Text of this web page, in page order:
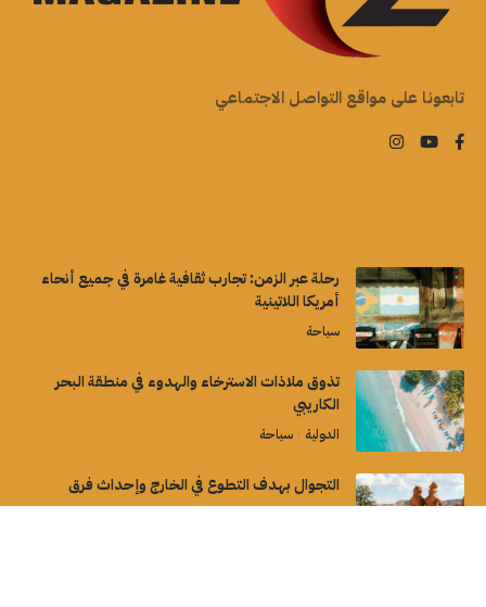
تابعونا على مواقع التواصل الاجتماعي
رحلة عبر الزمن: تجارب ثقافية غامرة في جميع أنحاء
أمريكا اللاتينية
سياحة
تذوق ملاذات الاسترخاء والهدوء في منطقة البحر
الكاريبي
الدولية سياحة
التجوال بهدف التطوع في الخارج وإحداث فرق